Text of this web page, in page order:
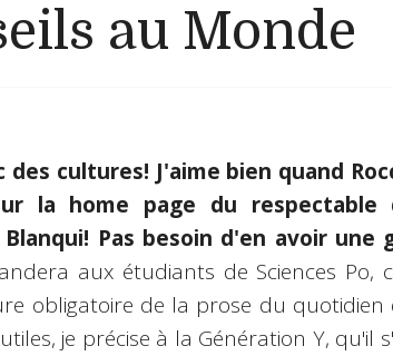
au Monde
des cultures! J'aime bien quand
la home page du respectable
Pas besoin d'en avoir une
aux étudiants de Sciences Po,
obligatoire de la prose du quotidien
je précise à la Génération Y, qu'il